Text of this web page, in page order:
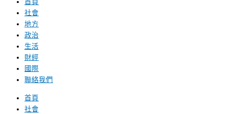
首頁
社會
地方
政治
生活
財經
國際
聯絡我們
首頁
社會